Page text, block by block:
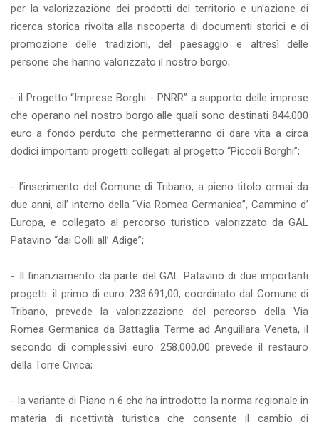
per la valorizzazione dei prodotti del territorio e un’azione di
ricerca storica rivolta alla riscoperta di documenti storici e di
promozione delle tradizioni, del paesaggio e altresì delle
persone che hanno valorizzato il nostro borgo;
- il Progetto “Imprese Borghi - PNRR” a supporto delle imprese
che operano nel nostro borgo alle quali sono destinati 844.000
euro a fondo perduto che permetteranno di dare vita a circa
dodici importanti progetti collegati al progetto “Piccoli Borghi”;
- l’inserimento del Comune di Tribano, a pieno titolo ormai da
due anni, all’ interno della “Via Romea Germanica”, Cammino d’
Europa, e collegato al percorso turistico valorizzato da GAL
Patavino “dai Colli all’ Adige”;
- Il finanziamento da parte del GAL Patavino di due importanti
progetti: il primo di euro 233.691,00, coordinato dal Comune di
Tribano, prevede la valorizzazione del percorso della Via
Romea Germanica da Battaglia Terme ad Anguillara Veneta, il
secondo di complessivi euro 258.000,00 prevede il restauro
della Torre Civica;
- la variante di Piano n 6 che ha introdotto la norma regionale in
materia di ricettività turistica che consente il cambio di